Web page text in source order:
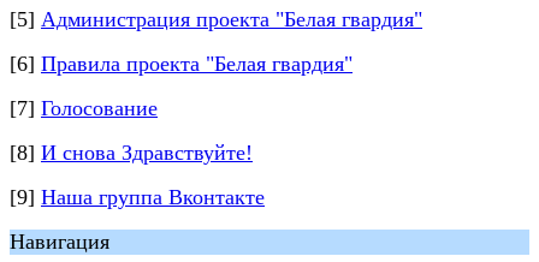
[5] Администрация проекта "Белая гвардия"
[6] Правила проекта "Белая гвардия"
[7] Голосование
[8] И снова Здравствуйте!
[9] Наша группа Вконтакте
Навигация